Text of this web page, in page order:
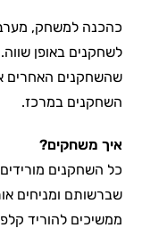
כהכנה למשחק,
לשחקנים באופן
שהשחקנים האחרים
השחקנים במרכז.
איך משחקים?
כל השחקנים
שברשותם ומניחים
ממשיכים להוריד